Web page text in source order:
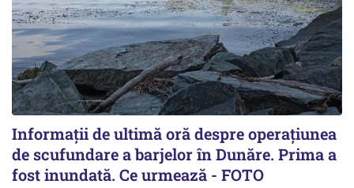
Informații de ultimă oră despre operațiunea
de scufundare a barjelor în Dunăre. Prima a
fost inundată. Ce urmează - FOTO